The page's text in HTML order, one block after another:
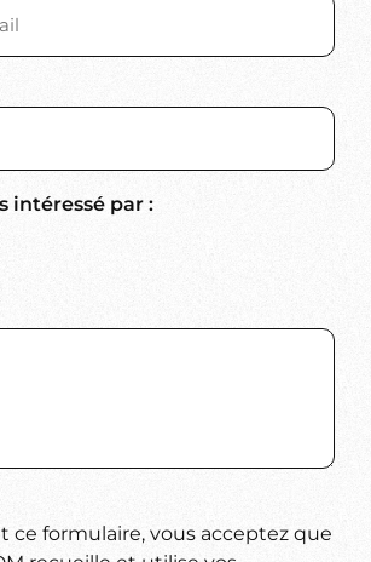
intéressé par :
ce formulaire, vous acceptez que